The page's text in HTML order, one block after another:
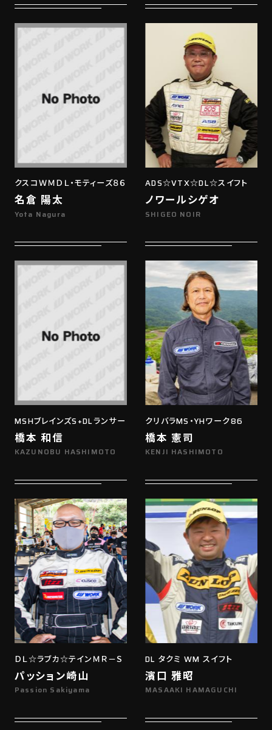
クスコＷＭＤＬ・モティーズ８６
名倉 陽太
Yota Nagura
ADS☆VTX☆DL☆スイフト
ノワールシゲオ
SHIGEO NOIR
MSHブレインズS+DLランサー
橋本 和信
KAZUNOBU HASHIMOTO
クリバラMS・YHワーク86
橋本 憲司
KENJI HASHIMOTO
ＤＬ☆ラブカ☆テインＭＲ－Ｓ
パッション崎山
Passion Sakiyama
DL タクミ WM スイフト
濱口 雅昭
MASAAKI HAMAGUCHI